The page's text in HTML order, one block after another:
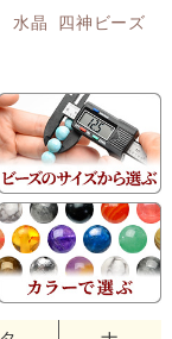
水晶
四神ビーズ